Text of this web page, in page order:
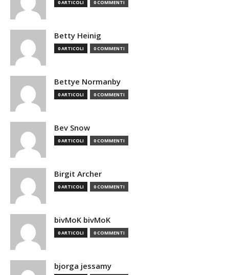
0 ARTICOLI 0 COMMENTI
Betty Heinig
0 ARTICOLI 0 COMMENTI
Bettye Normanby
0 ARTICOLI 0 COMMENTI
Bev Snow
0 ARTICOLI 0 COMMENTI
Birgit Archer
0 ARTICOLI 0 COMMENTI
bivMoK bivMoK
0 ARTICOLI 0 COMMENTI
bjorga jessamy